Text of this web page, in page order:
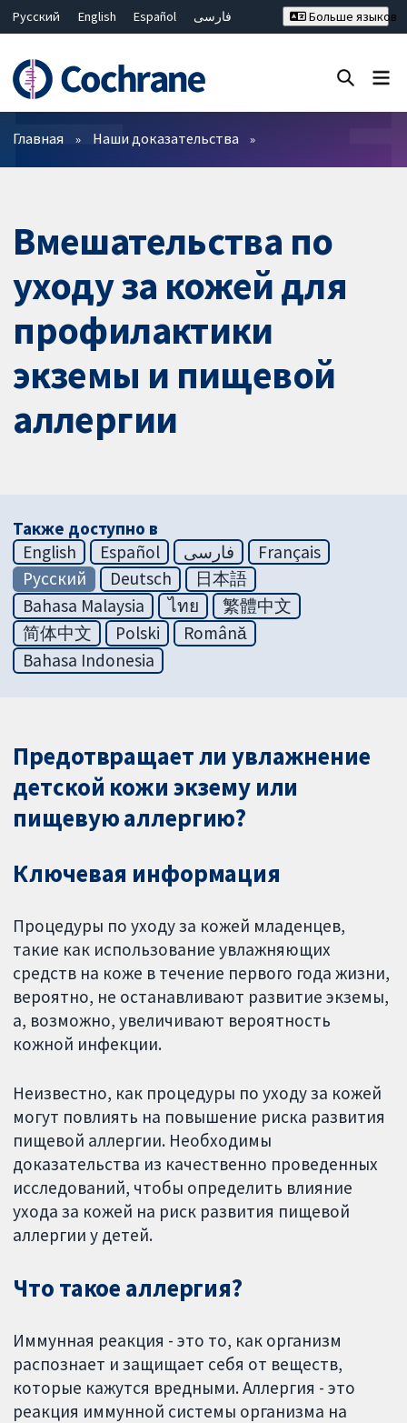
Русский English Español
فارسی
Bahasa Malaysia
ไทย
繁體中文
简体中文
Больше языков
Фильтры
Главная Наши доказательства
Вмешательства по
уходу за кожей для
профилактики
экземы и пищевой
аллергии
Также доступно в
English
Español فارسی
Français
Русский
Deutsch
日本語
Bahasa Malaysia
ไทย
繁體中文
简体中文
Polski
Română
Bahasa Indonesia
Предотвращает ли увлажнение
детской кожи экзему или
пищевую аллергию?
Ключевая информация
Процедуры по уходу за кожей младенцев,
такие как использование увлажняющих
средств на коже в течение первого года жизни,
вероятно, не останавливают развитие экземы,
а, возможно, увеличивают вероятность
кожной инфекции.
Неизвестно, как процедуры по уходу за кожей
могут повлиять на повышение риска развития
пищевой аллергии. Необходимы
доказательства из качественно проведенных
исследований, чтобы определить влияние
ухода за кожей на риск развития пищевой
аллергии у детей.
Что такое аллергия?
Иммунная реакция - это то, как организм
распознает и защищает себя от веществ,
которые кажутся вредными. Аллергия - это
реакция иммунной системы организма на